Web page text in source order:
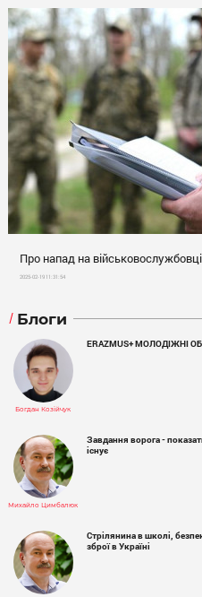
Про напад на
2025-02-19 11:31:54
Блоги
Богдан Козійчук
ERAZMUS+ МОЛОДІЖНІ
Михайло Цимбалюк
Завдання ворога -
існує
Стрілянина в школі,
зброї в Україні